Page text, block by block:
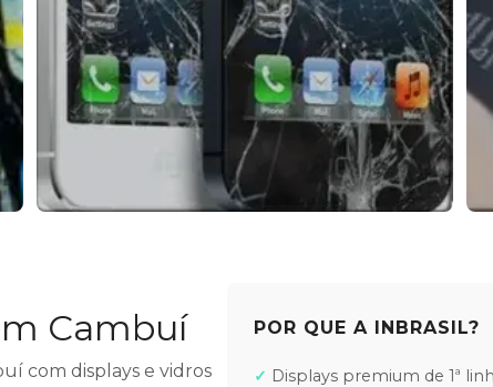
Cambuí
com displays e vidros
POR QUE A INBRASIL?
Displays premium de 1ª